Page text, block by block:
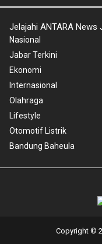
Jelajahi ANTARA News
Nasional
Jabar Terkini
Ekonomi
Internasional
Olahraga
Lifestyle
Otomotif Listrik
Bandung Baheula
Copyright ©